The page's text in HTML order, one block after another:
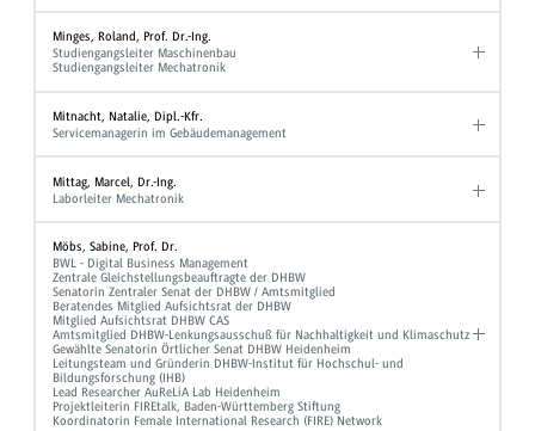
Minges, Roland, Prof. Dr.-Ing.
Studiengangsleiter Maschinenbau
Studiengangsleiter Mechatronik
Mitnacht, Natalie, Dipl.-Kfr.
Servicemanagerin im Gebäudemanagement
Mittag, Marcel, Dr.-Ing.
Laborleiter Mechatronik
Möbs, Sabine, Prof. Dr.
BWL - Digital Business Management
Zentrale Gleichstellungsbeauftragte der DHBW
Senatorin Zentraler Senat der DHBW / Amtsmitglied
Beratendes Mitglied Aufsichtsrat der DHBW
Mitglied Aufsichtsrat DHBW CAS
Amtsmitglied DHBW-Lenkungsausschuß für Nachhaltigkeit und Klimaschutz
Gewählte Senatorin Örtlicher Senat DHBW Heidenheim
Leitungsteam und Gründerin DHBW-Institut für Hochschul- und
Bildungsforschung (IHB)
Lead Researcher AuReLiA Lab Heidenheim
Projektleiterin FIREtalk, Baden-Württemberg Stiftung
Koordinatorin Female International Research (FIRE) Network